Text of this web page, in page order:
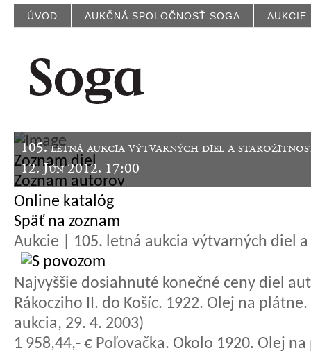
ÚVOD AUKČNÁ SPOLOČNOSŤ SOGA AUKCIE
105. letná aukcia výtvarných diel a
12. Jún 2012, 17:00
Zoznam diel
Zoznam autorov
Online katalóg
Späť na zoznam
Aukcie | 105. letná aukcia výtvarných diel
Najvyššie dosiahnuté konečné ceny diel
Rákocziho II. do Košíc. 1922. Olej na
aukcia, 29. 4. 2003)
1 958,44,- € Poľovačka. Okolo 1920. Olej